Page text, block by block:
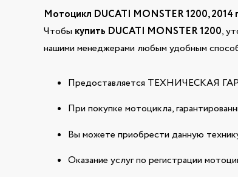
Мотоцикл DUCATI MONSTER 1200, 2014
Чтобы купить DUCATI MONSTER 1200,
нашими менеджерами любым удобным
Предоставляется ТЕХНИЧЕСКАЯ
При покупке мотоцикла,
Вы можете приобрести данную
Оказание услуг по регистрации